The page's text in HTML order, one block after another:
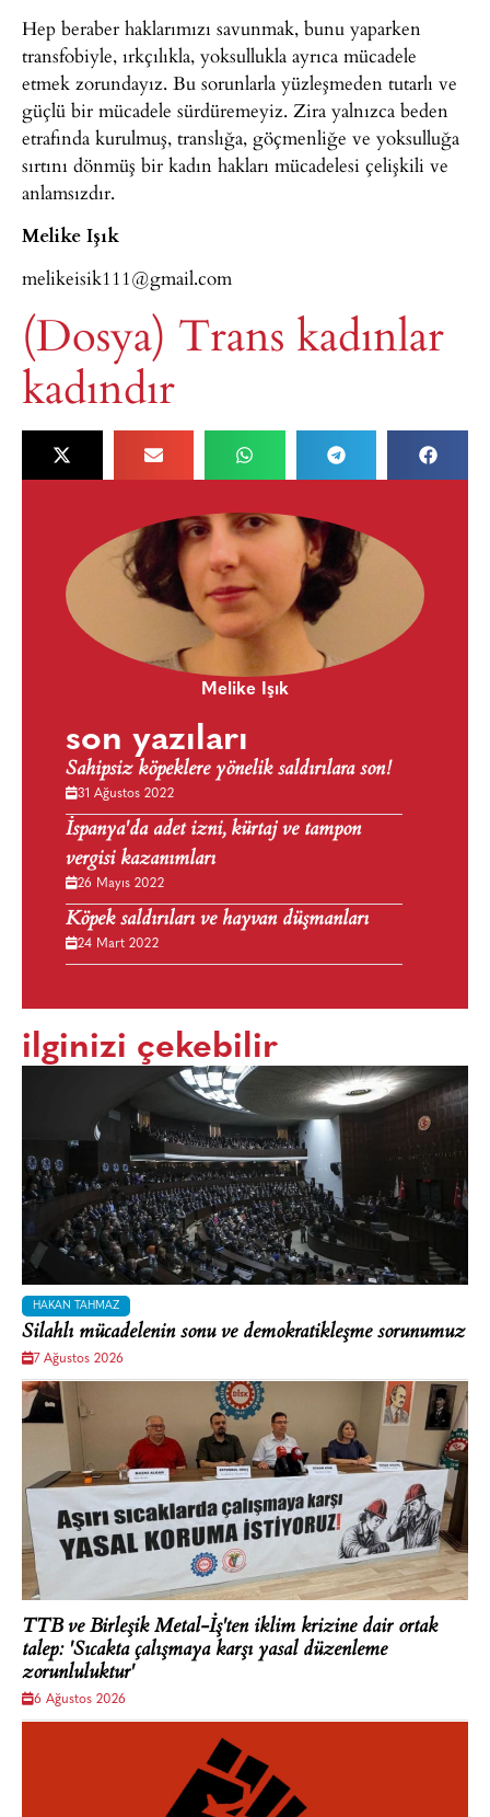
Hep beraber haklarımızı savunmak, bunu yaparken
transfobiyle, ırkçılıkla, yoksullukla ayrıca mücadele
etmek zorundayız. Bu sorunlarla yüzleşmeden tutarlı ve
güçlü bir mücadele sürdüremeyiz. Zira yalnızca beden
etrafında kurulmuş, translığa, göçmenliğe ve yoksulluğa
sırtını dönmüş bir kadın hakları mücadelesi çelişkili ve
anlamsızdır.
Melike Işık
melikeisik111@gmail.com
(Dosya) Trans kadınlar
kadındır
Melike Işık
son yazıları
Sahipsiz köpeklere yönelik saldırılara son!
31 Ağustos 2022
İspanya'da adet izni, kürtaj ve tampon
vergisi kazanımları
26 Mayıs 2022
Köpek saldırıları ve hayvan düşmanları
24 Mart 2022
ilginizi çekebilir
HAKAN TAHMAZ
Silahlı mücadelenin sonu ve demokratikleşme sorunumuz
7 Ağustos 2026
TTB ve Birleşik Metal-İş'ten iklim krizine dair ortak
talep: 'Sıcakta çalışmaya karşı yasal düzenleme
zorunluluktur'
6 Ağustos 2026